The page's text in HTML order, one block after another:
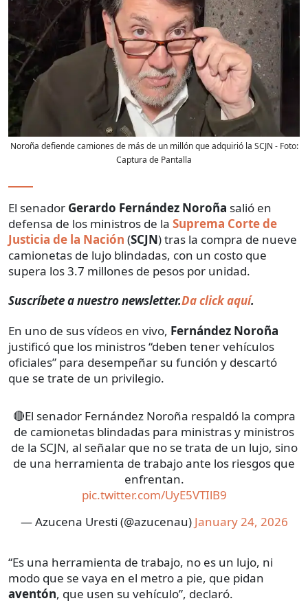
Noroña defiende camiones de más de un millón que adquirió la SCJN - Foto:
Captura de Pantalla
El senador Gerardo Fernández Noroña salió en
defensa de los ministros de la Suprema Corte de
Justicia de la Nación (SCJN) tras la compra de nueve
camionetas de lujo blindadas, con un costo que
supera los 3.7 millones de pesos por unidad.
Suscríbete a nuestro newsletter.Da click aquí.
En uno de sus vídeos en vivo, Fernández Noroña
justificó que los ministros “deben tener vehículos
oficiales” para desempeñar su función y descartó
que se trate de un privilegio.
🔴El senador Fernández Noroña respaldó la compra
de camionetas blindadas para ministras y ministros
de la SCJN, al señalar que no se trata de un lujo, sino
de una herramienta de trabajo ante los riesgos que
enfrentan.
pic.twitter.com/UyE5VTIlB9
— Azucena Uresti (@azucenau) January 24, 2026
“Es una herramienta de trabajo, no es un lujo, ni
modo que se vaya en el metro a pie, que pidan
aventón, que usen su vehículo”, declaró.